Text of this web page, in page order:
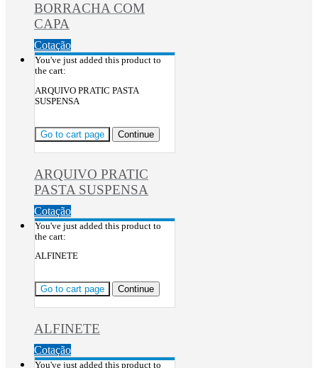
BORRACHA COM
CAPA
Cotação
You've just added this product to
the cart:
ARQUIVO PRATIC PASTA
SUSPENSA
Go to cart page Continue
ARQUIVO PRATIC
PASTA SUSPENSA
Cotação
You've just added this product to
the cart:
ALFINETE
Go to cart page Continue
ALFINETE
Cotação
You've just added this product to